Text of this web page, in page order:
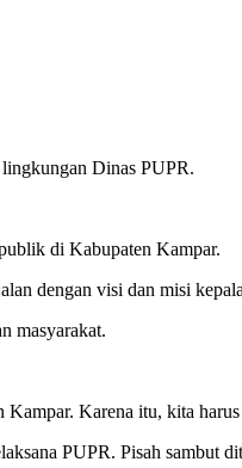
Dinas PUPR.
di Kabupaten Kampar.
dengan visi dan misi
masyarakat.
Karena itu, kita
PUPR. Pisah sambut